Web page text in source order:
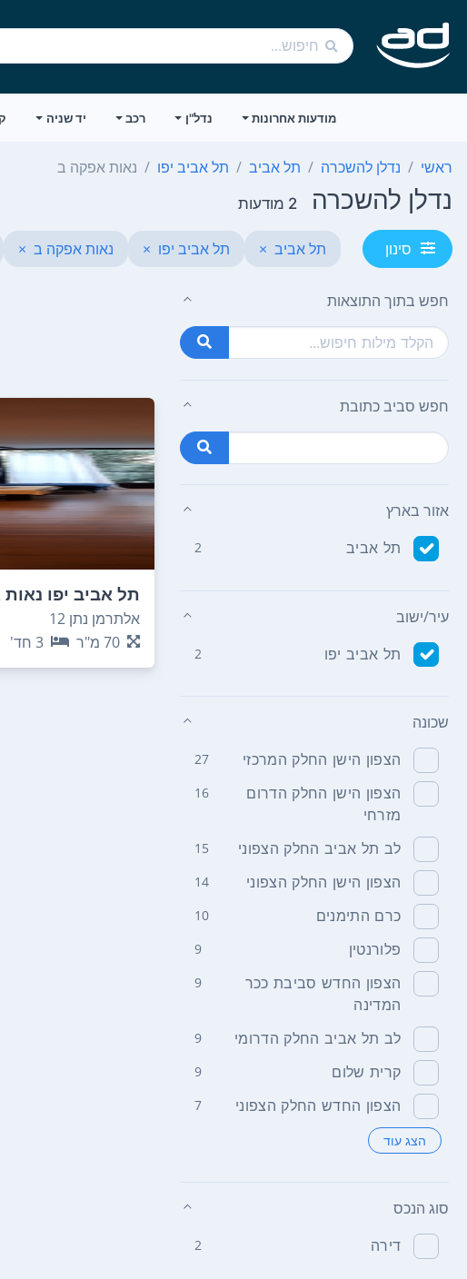
מודעות אחרונות נדל"ן רכב יד שניה
ראשי נדלן להשכרה תל אביב תל אביב יפו נאות אפקה ב
נדלן להשכרה 2 מודעות
סינון תל אביב × תל אביב יפו × נאות אפקה ב ×
חפש בתוך התוצאות
חפש סביב כתובת
אזור בארץ
תל אביב 2
עיר/ישוב
תל אביב יפו 2
שכונה
הצפון הישן החלק המרכזי 27
הצפון הישן החלק הדרום
מזרחי
16
לב תל אביב החלק הצפוני 15
הצפון הישן החלק הצפוני 14
כרם התימנים 10
פלורנטין 9
הצפון החדש סביבת ככר
המדינה
9
לב תל אביב החלק הדרומי 9
קרית שלום 9
הצפון החדש החלק הצפוני 7
הצג עוד
סוג הנכס
דירה 2
תל אביב יפו
אלתרמן נתן 12
70 מ"ר 3 חד'